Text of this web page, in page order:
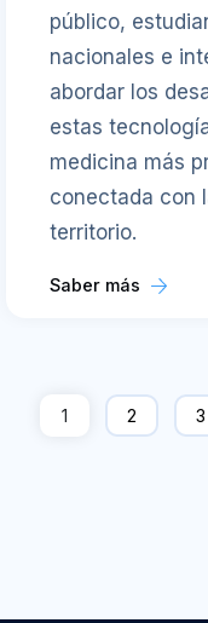
público,
nacionales e
abordar los
estas
medicina más
conectada con
territorio.
Saber más
1 2 3